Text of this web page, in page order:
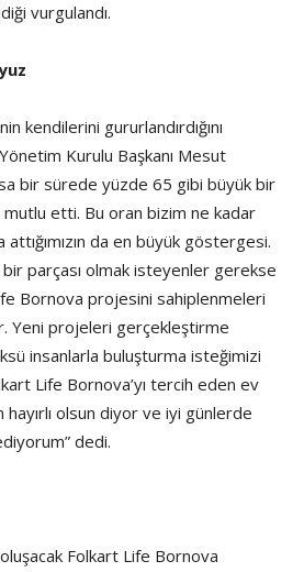
vurgulandı.
kendilerini gururlandırdığını
Kurulu Başkanı Mesut
bir sürede yüzde 65 gibi büyük bir
mutlu etti. Bu oran bizim ne kadar
da en büyük göstergesi.
parçası olmak isteyenler gerekse
Bornova projesini sahiplenmeleri
Yeni projeleri gerçekleştirme
insanlarla buluşturma isteğimizi
Life Bornova’yı tercih eden ev
olsun diyor ve iyi günlerde
dedi.
Folkart Life Bornova